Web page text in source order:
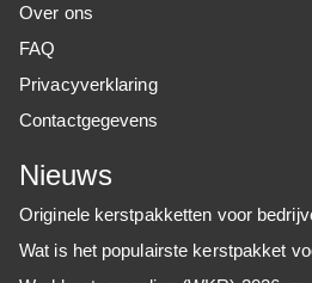
Over ons
FAQ
Privacyverklaring
Contactgegevens
Nieuws
Originele kerstpakketten voor
Wat is het populairste kerstpakket